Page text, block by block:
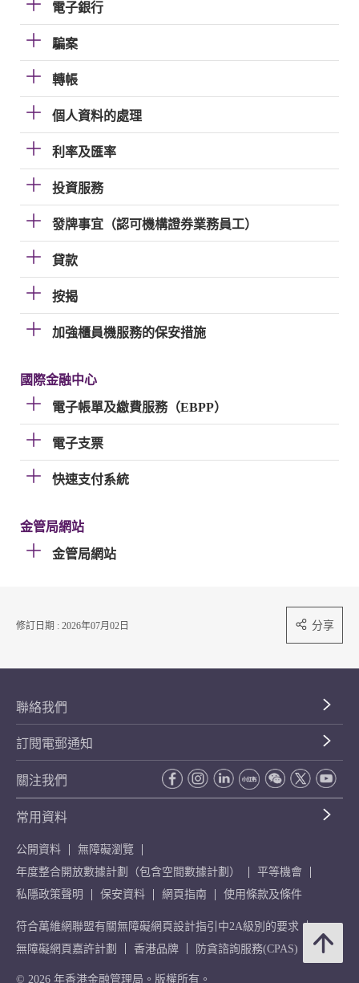
電子銀行
騙案
轉帳
個人資料的處理
利率及匯率
投資服務
發牌事宜（認可機構證券業務員工）
貸款
按揭
加強櫃員機服務的保安措施
國際金融中心
電子帳單及繳費服務（EBPP）
電子支票
快速支付系統
金管局網站
金管局網站
修訂日期 : 2026年07月02日 分享
聯絡我們
訂閱電郵通知
關注我們
常用資料
公開資料
無障礙瀏覽
年度整合開放數據計劃（包含空間數據計劃）
平等機會
私隱政策聲明
保安資料 網頁指南 使用條款及條件
符合萬維網聯盟有關無障礙網頁設計指引中2A級別的要求
無障礙網頁嘉許計劃
香港品牌 防貪諮詢服務(CPAS)
© 2026 年香港金融管理局。版權所有。